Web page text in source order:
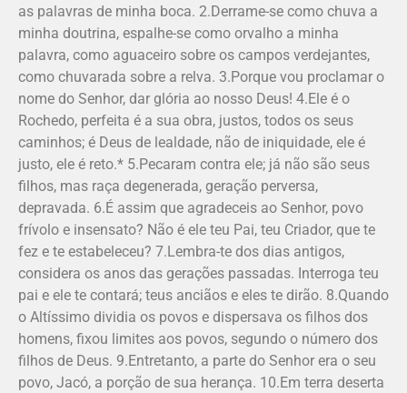
as palavras de minha boca. 2.Derrame-se como chuva a
minha doutrina, espalhe-se como orvalho a minha
palavra, como aguaceiro sobre os campos verdejantes,
como chuvarada sobre a relva. 3.Porque vou proclamar o
nome do Senhor, dar glória ao nosso Deus! 4.Ele é o
Rochedo, perfeita é a sua obra, justos, todos os seus
caminhos; é Deus de lealdade, não de iniquidade, ele é
justo, ele é reto.* 5.Pecaram contra ele; já não são seus
filhos, mas raça degenerada, geração perversa,
depravada. 6.É assim que agradeceis ao Senhor, povo
frívolo e insensato? Não é ele teu Pai, teu Criador, que te
fez e te estabeleceu? 7.Lembra-te dos dias antigos,
considera os anos das gerações passadas. Interroga teu
pai e ele te contará; teus anciãos e eles te dirão. 8.Quando
o Altíssimo dividia os povos e dispersava os filhos dos
homens, fixou limites aos povos, segundo o número dos
filhos de Deus. 9.Entretanto, a parte do Senhor era o seu
povo, Jacó, a porção de sua herança. 10.Em terra deserta